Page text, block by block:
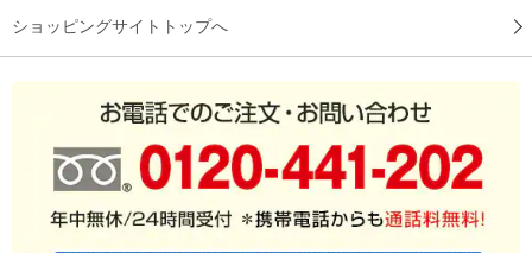
ショッピングサイトトップへ